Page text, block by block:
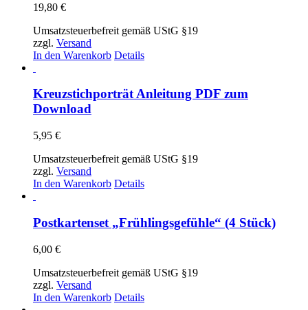
19,80 €
Umsatzsteuerbefreit gemäß UStG §19
zzgl. Versand
In den Warenkorb Details
Kreuzstichporträt Anleitung PDF zum
Download
5,95 €
Umsatzsteuerbefreit gemäß UStG §19
zzgl. Versand
In den Warenkorb Details
Postkartenset „Frühlingsgefühle“ (4 Stück)
6,00 €
Umsatzsteuerbefreit gemäß UStG §19
zzgl. Versand
In den Warenkorb Details